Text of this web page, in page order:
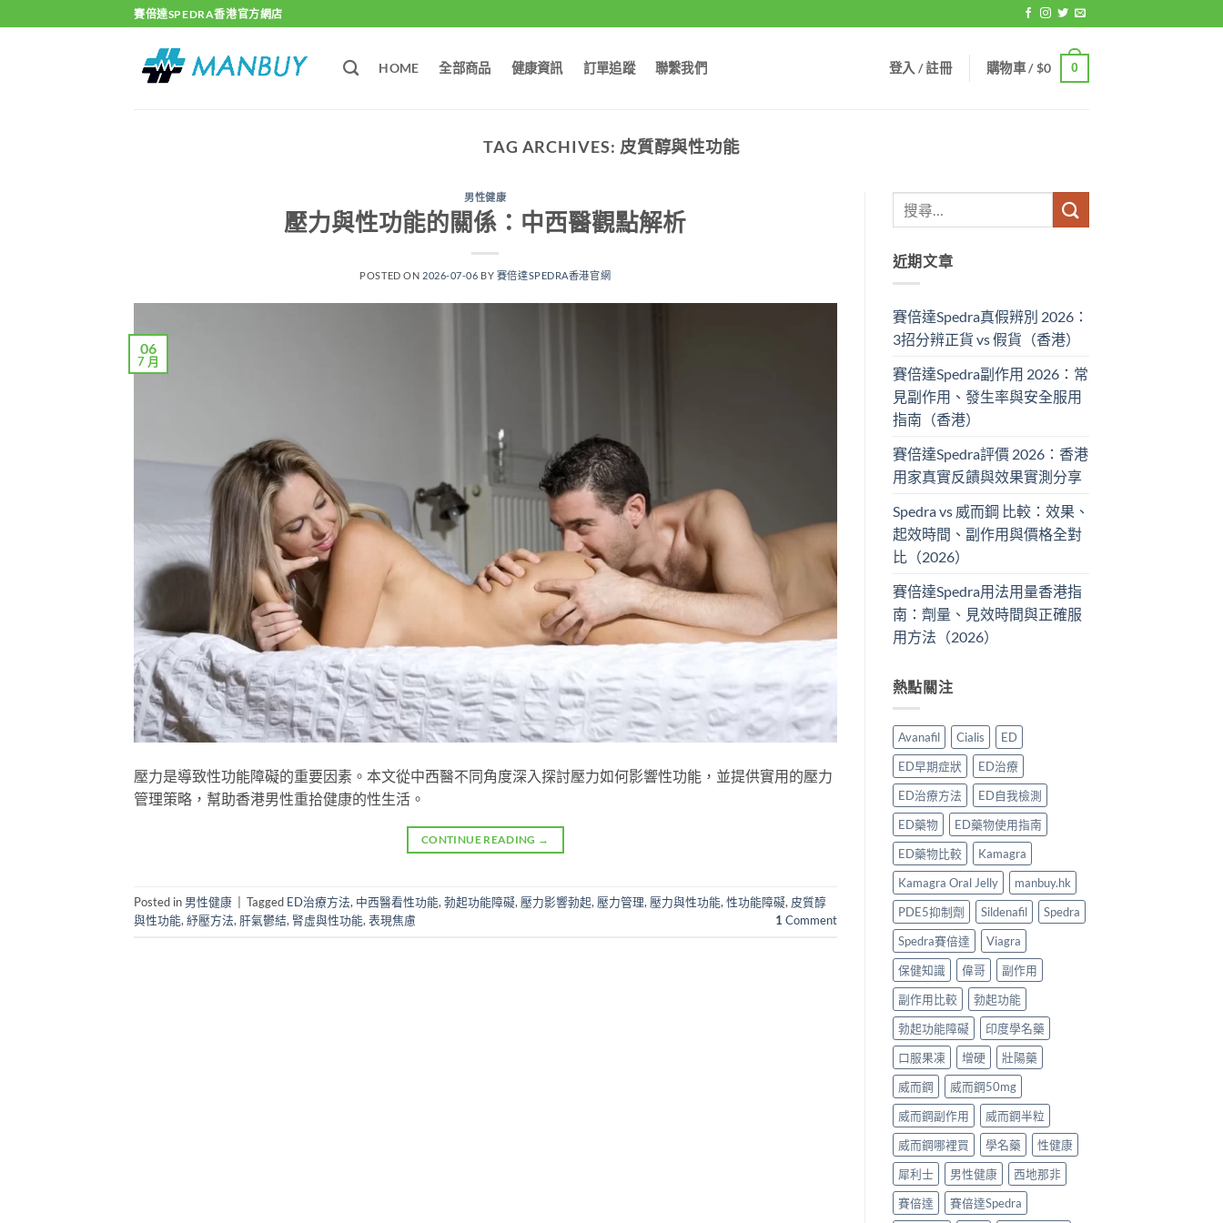
to
賽倍達SPEDRA香港官方網店
HOME 全部商品 健康資訊 訂單追蹤 聯繫我們 登入 / 註冊 購物車 /$0 0
TAG ARCHIVES: 皮質醇與性功能
男性健康
壓力與性功能的關係：中西醫觀點解析
POSTED ON 2026-07-06 BY 賽倍達SPEDRA香港官網
06
7 月
壓力是導致性功能障礙的重要因素。本文從中西醫不同角度深入探討壓力如何影響性功能，並提供實用的壓力
管理策略，幫助香港男性重拾健康的性生活。
CONTINUE READING →
Posted in 男性健康 Tagged ED治療方法, 中西醫看性功能, 勃起功能障礙, 壓力影響勃起, 壓力管理, 壓力與性功能, 性功能障礙, 皮質醇
與性功能, 紓壓方法, 肝氣鬱結, 腎虛與性功能, 表現焦慮 1 Comment
近期文章
賽倍達Spedra真假辨別 2026：
3招分辨正貨 vs 假貨（香港）
賽倍達Spedra副作用 2026：常
見副作用、發生率與安全服用
指南（香港）
賽倍達Spedra評價 2026：香港
用家真實反饋與效果實測分享
Spedra vs 威而鋼 比較：效果、
起效時間、副作用與價格全對
比（2026）
賽倍達Spedra用法用量香港指
南：劑量、見效時間與正確服
用方法（2026）
熱點關注
Avanafil Cialis
ED
ED早期症狀
ED治療
ED治療方法
ED自我檢測
ED藥物
ED藥物使用指南
ED藥物比較
Kamagra
Kamagra Oral Jelly
manbuy.hk
PDE5抑制劑
Sildenafil
Spedra
Spedra賽倍達
Viagra
保健知識
偉哥
副作用
副作用比較
勃起功能
勃起功能障礙
印度學名藥
口服果凍
增硬
壯陽藥
威而鋼
威而鋼50mg
威而鋼副作用
威而鋼半粒
威而鋼哪裡買
學名藥
性健康
犀利士
男性健康
西地那非
賽倍達
賽倍達Spedra